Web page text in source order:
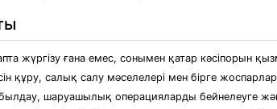
жүргізу ғана емес, сонымен қатар
құру, салық салу мәселелері мен бірге
шаруашылық операцияларды бейнелеуге